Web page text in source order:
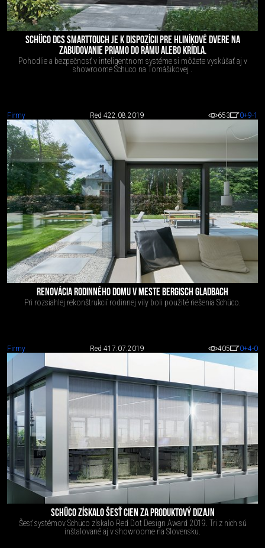
SCHÜCO DCS SMARTTOUCH JE K DISPOZÍCII PRE HLINÍKOVÉ DVERE NA
ZABUDOVANIE PRIAMO DO RÁMU ALEBO KRÍDLA.
Pohodlie a bezpečnosť v inteligentnom systéme si môžete vyskúšať aj v
showroome Schüco na Tomášikovej .
Firmy Red 422.08.2019 653 0+9-1
RENOVÁCIA RODINNÉHO DOMU V MESTE BERGISCH GLADBACH
Pri rozsiahlej rekonštrukcií rodinnej vily boli použité riešenia Schüco.
Firmy Red 417.07.2019 405 0+4-0
SCHÜCO ZÍSKALO ŠESŤ CIEN ZA PRODUKTOVÝ DIZAJN
Šesť systémov Schüco získalo Red Dot Design Award 2019. Tri z nich sú
inštalované aj v showroome na Slovensku.